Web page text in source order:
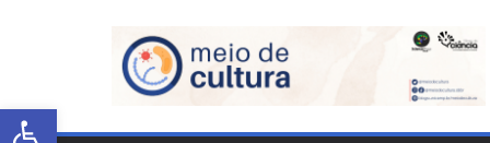
Abrir a barra de ferramentas